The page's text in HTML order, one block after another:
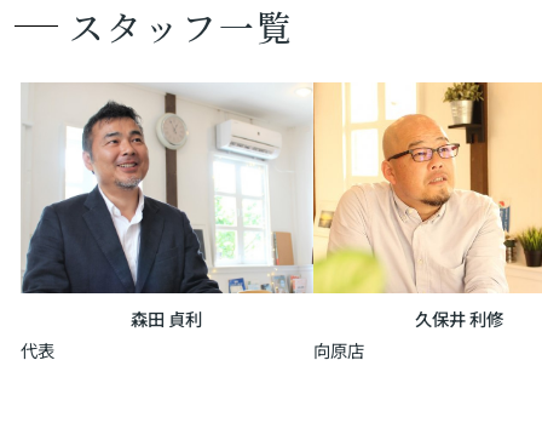
スタッフ一覧
森田 貞利
代表
久保井 利修
向原店